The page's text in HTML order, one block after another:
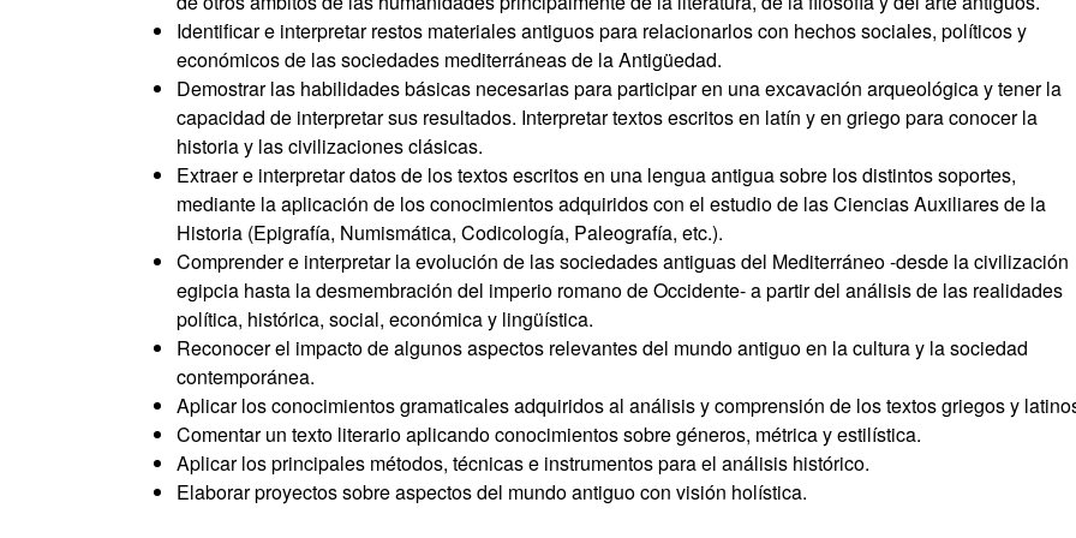
Identificar e interpretar restos materiales antiguos para relacionarlos con hechos sociales, políticos y
económicos de las sociedades mediterráneas de la Antigüedad.
Demostrar las habilidades básicas necesarias para participar en una excavación arqueológica y tener la
capacidad de interpretar sus resultados. Interpretar textos escritos en latín y en griego para conocer la
historia y las civilizaciones clásicas.
Extraer e interpretar datos de los textos escritos en una lengua antigua sobre los distintos soportes,
mediante la aplicación de los conocimientos adquiridos con el estudio de las Ciencias Auxiliares de la
Historia (Epigrafía, Numismática, Codicología, Paleografía, etc.).
Comprender e interpretar la evolución de las sociedades antiguas del Mediterráneo -desde la civilización
egipcia hasta la desmembración del imperio romano de Occidente- a partir del análisis de las realidades
política, histórica, social, económica y lingüística.
Reconocer el impacto de algunos aspectos relevantes del mundo antiguo en la cultura y la sociedad
contemporánea.
Aplicar los conocimientos gramaticales adquiridos al análisis y comprensión de los textos griegos y
Comentar un texto literario aplicando conocimientos sobre géneros, métrica y estilística.
Aplicar los principales métodos, técnicas e instrumentos para el análisis histórico.
Elaborar proyectos sobre aspectos del mundo antiguo con visión holística.